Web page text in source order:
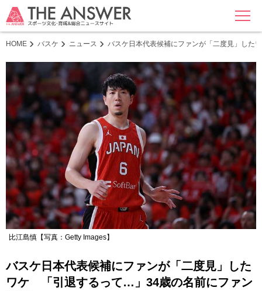
MENU
HOME バスケ ニュース バスケ日本代表候補にファンが「二度見」し
比江島慎【写真：Getty Images】
バスケ日本代表候補にファンが「二度見」した
ワケ 「引退するって…」34歳の名前にファン